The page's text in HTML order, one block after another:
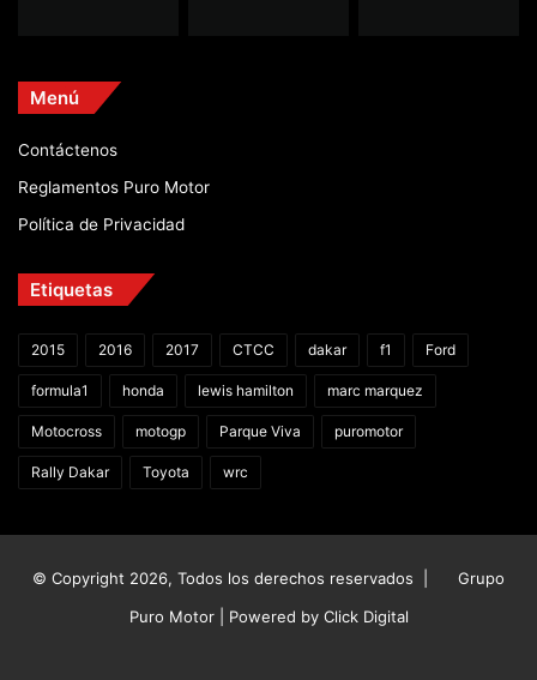
Menú
Contáctenos
Reglamentos Puro Motor
Política de Privacidad
Etiquetas
2015 2016 2017 CTCC dakar f1 Ford
formula1 honda lewis hamilton marc marquez
Motocross motogp Parque Viva puromotor
Rally Dakar Toyota wrc
© Copyright 2026, Todos los derechos reservados |
Grupo
Puro Motor | Powered by Click Digital